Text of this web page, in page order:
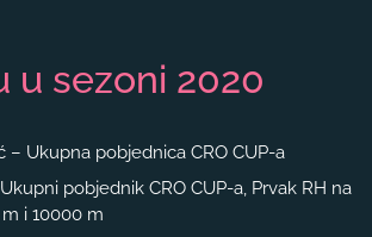
u sezoni 2020
– Ukupna pobjednica CRO CUP-a
pobjednik CRO CUP-a, Prvak RH na
i 10000 m